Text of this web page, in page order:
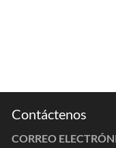
Contáctenos
CORREO